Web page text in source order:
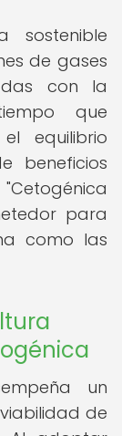
sostenible
de gases
con la
que
equilibrio
beneficios
para
como las
un
de